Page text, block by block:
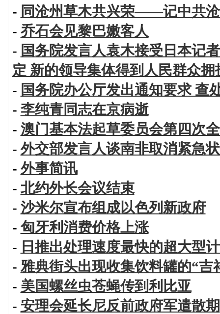
- 同沧州草木共兴荣——记中共
- 乔石会见黎巴嫩客人
- 国务院发言人袁木接受日本记
定 新的领导集体得到人民群众拥
- 国务院办公厅发出通知要求 查
- 李纯青同志在京病逝
- 澳门基本法起草委员会第四次
- 外交部发言人谈南非取消紧急
- 外事简讯
- 北约外长会议结束
- 沙米尔宣布组成以色列新政府
- 匈牙利消费价格上涨
- 日推出处理速度最快的超大型
- 雅典街头出现收集饮料罐的“吉
- 美国螺丝虫苍蝇传到利比亚
- 安理会延长尼反前政府军遣散期